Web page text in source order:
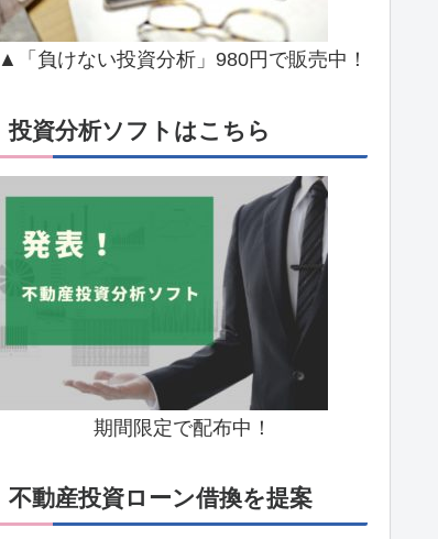
▲「負けない投資分析」980円で販売中！
投資分析ソフトはこちら
期間限定で配布中！
不動産投資ローン借換を提案